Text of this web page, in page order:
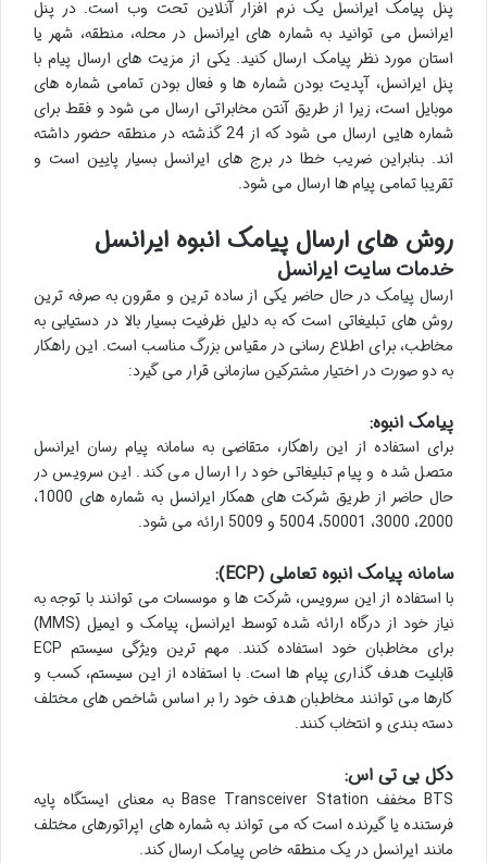
پنل پیامک ایرانسل یک نرم افزار آنلاین تحت وب است. در پنل
ایرانسل می توانید به شماره های ایرانسل در محله، منطقه، شهر یا
استان مورد نظر پیامک ارسال کنید. یکی از مزیت های ارسال پیام با
پنل ایرانسل، آپدیت بودن شماره ها و فعال بودن تمامی شماره های
موبایل است، زیرا از طریق آنتن مخابراتی ارسال می شود و فقط برای
شماره هایی ارسال می شود که از 24 گذشته در منطقه حضور داشته
اند. بنابراین ضریب خطا در برج های ایرانسل بسیار پایین است و
تقریبا تمامی پیام ها ارسال می شود.
روش های ارسال پیامک انبوه ایرانسل
خدمات سایت ایرانسل
ارسال پیامک در حال حاضر یکی از ساده ترین و مقرون به صرفه ترین
روش های تبلیغاتی است که به دلیل ظرفیت بسیار بالا در دستیابی به
مخاطب، برای اطلاع رسانی در مقیاس بزرگ مناسب است. این راهکار
به دو صورت در اختیار مشترکین سازمانی قرار می گیرد:
پیامک انبوه:
برای استفاده از این راهکار، متقاضی به سامانه پیام رسان ایرانسل
متصل شده و پیام تبلیغاتی خود را ارسال می کند. این سرویس در
حال حاضر از طریق شرکت های همکار ایرانسل به شماره های 1000،
2000، 3000، 50001، 5004 و 5009 ارائه می شود.
سامانه پیامک انبوه تعاملی (ECP):
با استفاده از این سرویس، شرکت ها و موسسات می توانند با توجه به
نیاز خود از درگاه ارائه شده توسط ایرانسل، پیامک و ایمیل (MMS)
برای مخاطبان خود استفاده کنند. مهم ترین ویژگی سیستم ECP
قابلیت هدف گذاری پیام ها است. با استفاده از این سیستم، کسب و
کارها می توانند مخاطبان هدف خود را بر اساس شاخص های مختلف
دسته بندی و انتخاب کنند.
دکل بی تی اس:
BTS مخفف Base Transceiver Station به معنای ایستگاه پایه
فرستنده یا گیرنده است که می تواند به شماره های اپراتورهای مختلف
مانند ایرانسل در یک منطقه خاص پیامک ارسال کند.